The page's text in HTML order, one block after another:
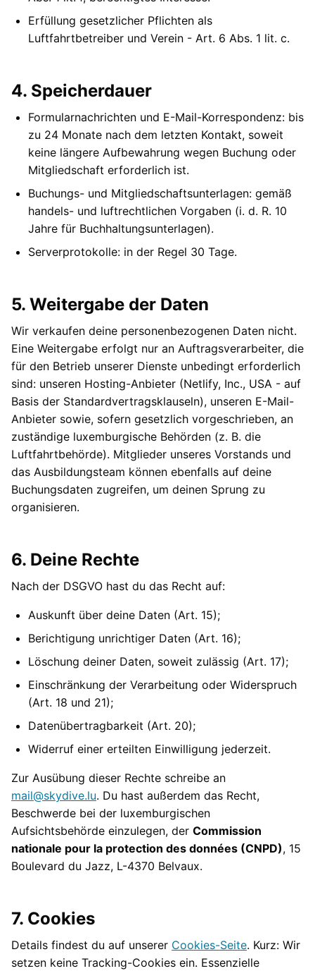
Erfüllung gesetzlicher Pflichten als
Luftfahrtbetreiber und Verein - Art. 6 Abs. 1 lit. c.
4. Speicherdauer
Formularnachrichten und E-Mail-Korrespondenz: bis
zu 24 Monate nach dem letzten Kontakt, soweit
keine längere Aufbewahrung wegen Buchung oder
Mitgliedschaft erforderlich ist.
Buchungs- und Mitgliedschaftsunterlagen: gemäß
handels- und luftrechtlichen Vorgaben (i. d. R. 10
Jahre für Buchhaltungsunterlagen).
Serverprotokolle: in der Regel 30 Tage.
5. Weitergabe der Daten
Wir verkaufen deine personenbezogenen Daten nicht.
Eine Weitergabe erfolgt nur an Auftragsverarbeiter, die
für den Betrieb unserer Dienste unbedingt erforderlich
sind: unseren Hosting-Anbieter (Netlify, Inc., USA - auf
Basis der Standardvertragsklauseln), unseren E-Mail-
Anbieter sowie, sofern gesetzlich vorgeschrieben, an
zuständige luxemburgische Behörden (z. B. die
Luftfahrtbehörde). Mitglieder unseres Vorstands und
das Ausbildungsteam können ebenfalls auf deine
Buchungsdaten zugreifen, um deinen Sprung zu
organisieren.
6. Deine Rechte
Nach der DSGVO hast du das Recht auf:
Auskunft über deine Daten (Art. 15);
Berichtigung unrichtiger Daten (Art. 16);
Löschung deiner Daten, soweit zulässig (Art. 17);
Einschränkung der Verarbeitung oder Widerspruch
(Art. 18 und 21);
Datenübertragbarkeit (Art. 20);
Widerruf einer erteilten Einwilligung jederzeit.
Zur Ausübung dieser Rechte schreibe an
mail@skydive.lu. Du hast außerdem das Recht,
Beschwerde bei der luxemburgischen
Aufsichtsbehörde einzulegen, der Commission
nationale pour la protection des données (CNPD), 15
Boulevard du Jazz, L-4370 Belvaux.
7. Cookies
Details findest du auf unserer Cookies-Seite. Kurz: Wir
setzen keine Tracking-Cookies ein. Essenzielle